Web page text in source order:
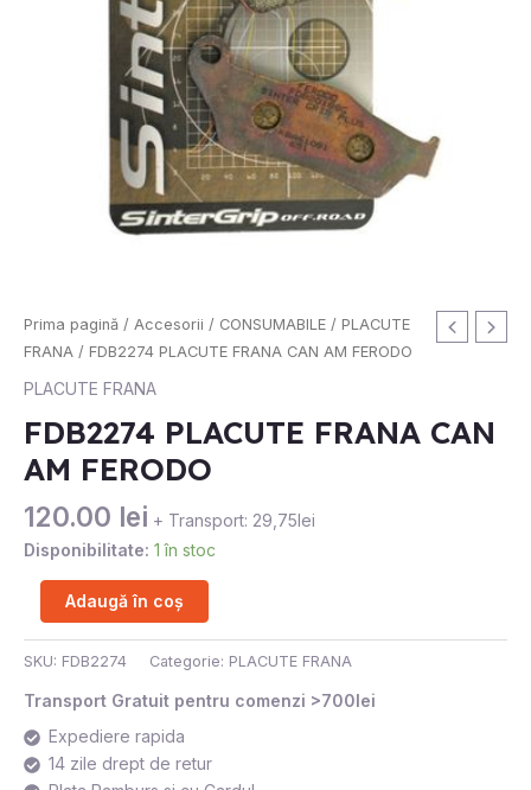
Prima pagină / Accesorii / CONSUMABILE / PLACUTE
FRANA / FDB2274 PLACUTE FRANA CAN AM FERODO
PLACUTE FRANA
FDB2274 PLACUTE FRANA CAN
AM FERODO
120.00 lei + Transport: 29,75lei
Disponibilitate: 1 în stoc
Cantitate
FDB2274
PLACUTE
CAN
AM
FERODO
Adaugă în coș
SKU: FDB2274 Categorie: PLACUTE FRANA
Transport Gratuit pentru comenzi >700lei
Expediere rapida
14 zile drept de retur